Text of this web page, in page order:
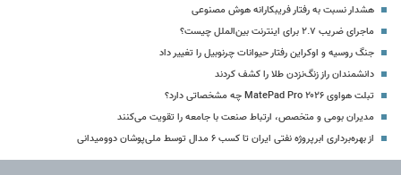
هشدار نسبت به رفتار فریبکارانه هوش مصنوعی
ماجرای ضریب ۲.۷ برای اینترنت بین‌الملل چیست؟
جنگ روسیه و اوکراین رفتار حیوانات چرنوبیل را تغییر داد
دانشمندان راز زنگ‌نزدن طلا را کشف کردند
تبلت هواوی MatePad Pro ۲۰۲۶ چه مشخصاتی دارد؟
مدیران بومی و متخصص، ارتباط صنعت با جامعه را تقویت می‌کنند
از بهره‌برداری ابرپروژه نفتی ایران تا کسب ۶ مدال توسط ملی‌پوشان دوومیدانی